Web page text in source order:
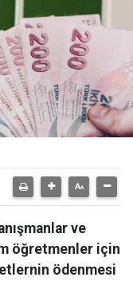
ve
öğretmenler için
ödenmesi